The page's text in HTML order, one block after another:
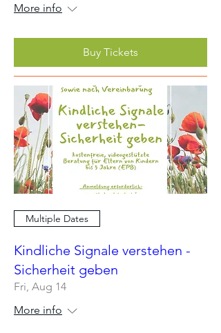
More info
Buy Tickets
Multiple Dates
Kindliche Signale verstehen -
Sicherheit geben
Fri, Aug 14
More info